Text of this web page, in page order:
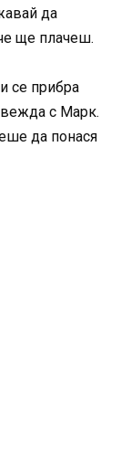
да
ще плачеш.
се прибра
с Марк.
да понася